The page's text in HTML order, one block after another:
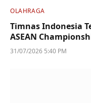
OLAHRAGA
Timnas Indonesia
ASEAN
31/07/2026 5:40 PM